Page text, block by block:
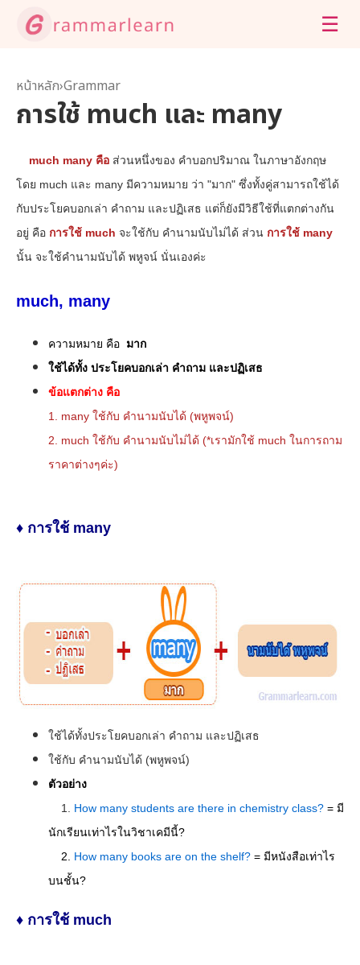
☰
หน้าหลัก›Grammar
การใช้ much และ many
much many คือ ส่วนหนึ่งของ คําบอกปริมาณ ในภาษาอังกฤษ
โดย much และ many มีความหมาย ว่า "มาก" ซึ่งทั้งคู่สามารถใช้ได้
กับประโยคบอกเล่า คำถาม และปฏิเสธ แต่ก็ยังมีวิธีใช้ที่แตกต่างกัน
อยู่ คือ การใช้ much จะใช้กับ คำนามนับไม่ได้ ส่วน การใช้ many
นั้น จะใช้คำนามนับได้ พหูจน์ นั่นเองค่ะ
much, many
ความหมาย คือ มาก
ใช้ได้ทั้ง ประโยคบอกเล่า คำถาม และปฏิเสธ
ข้อแตกต่าง คือ
1. many ใช้กับ คำนามนับได้ (พหูพจน์)
2. much ใช้กับ คำนามนับไม่ได้ (*เรามักใช้ much ในการถาม
ราคาต่างๆค่ะ)
♦ การใช้ many
ใช้ได้ทั้งประโยคบอกเล่า คำถาม และปฏิเสธ
ใช้กับ คำนามนับได้ (พหูพจน์)
ตัวอย่าง
1. How many students are there in chemistry class? = มี
นักเรียนเท่าไรในวิชาเคมีนี้?
2. How many books are on the shelf? = มีหนังสือเท่าไร
บนชั้น?
♦ การใช้ much